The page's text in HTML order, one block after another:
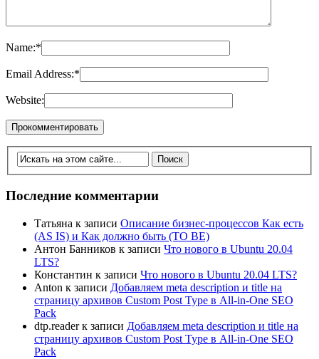
Name:*
Email Address:*
Website:
Последние комментарии
Татьяна к записи Описание бизнес-процессов Как есть
(AS IS) и Как должно быть (TO BE)
Антон Банников к записи Что нового в Ubuntu 20.04
LTS?
Константин к записи Что нового в Ubuntu 20.04 LTS?
Anton к записи Добавляем meta description и title на
страницу архивов Custom Post Type в All-in-One SEO
Pack
dtp.readerк записи Добавляем meta description и title на
страницу архивов Custom Post Type в All-in-One SEO
Pack